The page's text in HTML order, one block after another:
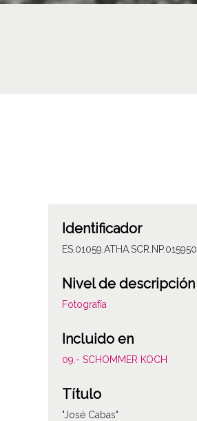
Identificador
ES.01059.ATHA.SCR.NP.015950
Nivel de descripción
Fotografía
Incluido en
09.- SCHOMMER KOCH
Título
"José Cabas"